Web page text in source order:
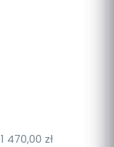
1 470,00 zł